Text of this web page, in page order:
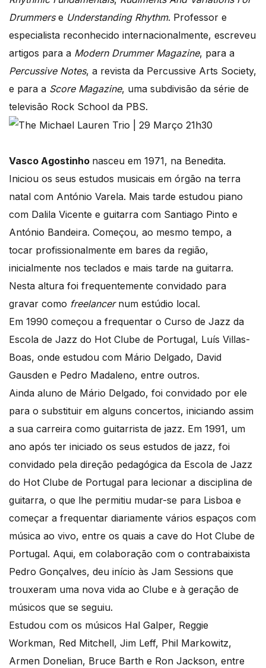
Drummerse Understanding Rhythm. Professor e
especialista reconhecido internacionalmente, escreveu
artigos para a Modern Drummer Magazine, para a
Percussive Notes, a revista da Percussive Arts Society,
e para a Score Magazine, uma subdivisão da série de
televisão Rock School da PBS.
Vasco Agostinho nasceu em 1971, na Benedita.
Iniciou os seus estudos musicais em órgão na terra
natal com António Varela. Mais tarde estudou piano
com Dalila Vicente e guitarra com Santiago Pinto e
António Bandeira. Começou, ao mesmo tempo, a
tocar profissionalmente em bares da região,
inicialmente nos teclados e mais tarde na guitarra.
Nesta altura foi frequentemente convidado para
gravar como freelancer num estúdio local.
Em 1990 começou a frequentar o Curso de Jazz da
Escola de Jazz do Hot Clube de Portugal, Luís Villas-
Boas, onde estudou com Mário Delgado, David
Gausden e Pedro Madaleno, entre outros.
Ainda aluno de Mário Delgado, foi convidado por ele
para o substituir em alguns concertos, iniciando assim
a sua carreira como guitarrista de jazz. Em 1991, um
ano após ter iniciado os seus estudos de jazz, foi
convidado pela direção pedagógica da Escola de Jazz
do Hot Clube de Portugal para lecionar a disciplina de
guitarra, o que lhe permitiu mudar-se para Lisboa e
começar a frequentar diariamente vários espaços com
música ao vivo, entre os quais a cave do Hot Clube de
Portugal. Aqui, em colaboração com o contrabaixista
Pedro Gonçalves, deu início às Jam Sessions que
trouxeram uma nova vida ao Clube e à geração de
músicos que se seguiu.
Estudou com os músicos Hal Galper, Reggie
Workman, Red Mitchell, Jim Leff, Phil Markowitz,
Armen Donelian, Bruce Barth e Ron Jackson, entre